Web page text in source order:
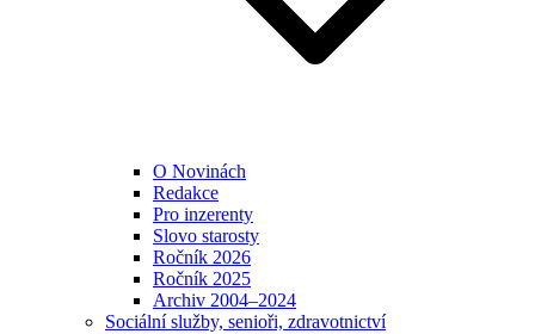
O Novinách
Redakce
Pro inzerenty
Slovo starosty
Ročník 2026
Ročník 2025
Archiv 2004–2024
Sociální služby, senioři, zdravotnictví